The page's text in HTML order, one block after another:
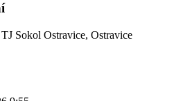
Sokol Ostravice, Ostravice